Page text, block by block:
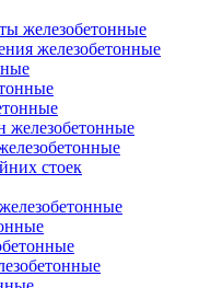
железобетонные
железобетонные
железобетонные
стоек